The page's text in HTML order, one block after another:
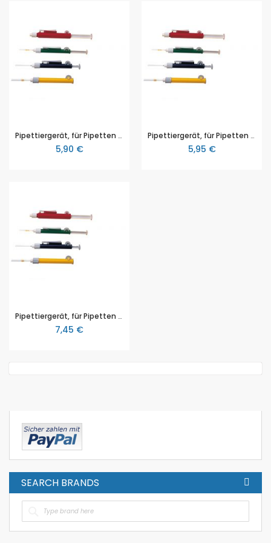
Pipettiergerät, für Pipetten bis 2ml
5,90 €
Pipettiergerät, für Pipetten bis 10ml
5,95 €
Pipettiergerät, für Pipetten bis 25ml
7,45 €
SEARCH BRANDS